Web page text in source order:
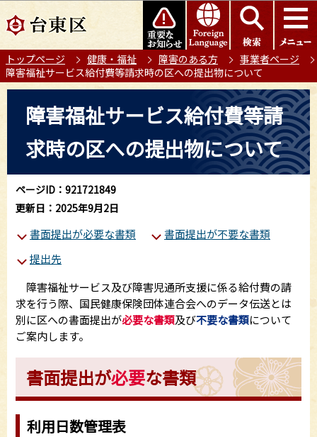
の
ー
ジ
このページの本文へ移動
トップページ 健康・福祉 障害のある方
事業者ページ
障害福祉サービス給付費等請求時の区への提出物について
ら
障害福祉サービス給付費等請
求時の区への提出物について
ページID：921721849
更新日：2025年9月2日
書面提出が必要な書類
書面提出が不要な書類
提出先
障害福祉サービス及び障害児通所支援に係る給付費の請
求を行う際、国民健康保険団体連合会へのデータ伝送とは
別に区への書面提出が必要な書類及び不要な書類について
ご案内します。
書面提出が必要な書類
利用日数管理表